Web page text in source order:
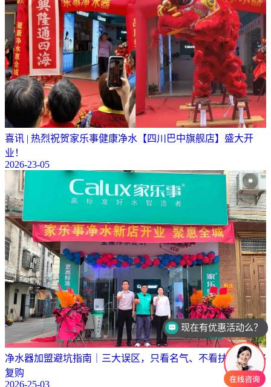
喜讯 | 热烈祝贺家乐事健康净水【四川巴中旗舰店】盛大开
业！
2026-23-05
净水器加盟避坑指南｜三大误区，只看名气、不看扶持、忽略
复购
2026-25-03
可以介绍下你们的产品么？